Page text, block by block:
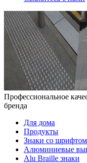
Профессиональное
бренда
Для дома
Продукты
Знаки со
Алюминиевые
Alu Braille знаки